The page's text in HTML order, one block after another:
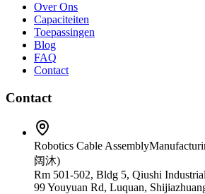
Over Ons
Capaciteiten
Toepassingen
Blog
FAQ
Contact
Contact
Robotics Cable Assembly
阔沐)
Rm 501-502, Bldg 5, Qiushi
99 Youyuan Rd, Luquan,